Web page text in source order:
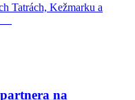
Tatrách, Kežmarku a
na